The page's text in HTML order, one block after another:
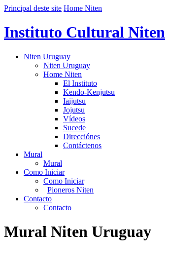
Principal deste site Home Niten
Instituto Cultural Niten
Niten Uruguay
Niten Uruguay
Home Niten
El Instituto
Kendo-Kenjutsu
Iaijutsu
Jojutsu
Vídeos
Sucede
Direcciónes
Contáctenos
Mural
Mural
Como Iniciar
Como Iniciar
Pioneros Niten
Contacto
Contacto
Mural Niten Uruguay